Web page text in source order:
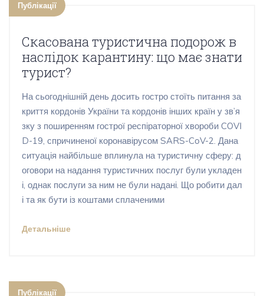
Публікації
Скасована туристична подорож в
наслідок карантину: що має знати
турист?
На сьогоднішній день досить гостро стоїть питання за
криття кордонів України та кордонів інших країн у зв’я
зку з поширенням гострої респіраторної хвороби COVI
D-19, спричиненої коронавірусом SARS-CoV-2. Дана
ситуація найбільше вплинула на туристичну сферу: д
оговори на надання туристичних послуг були укладен
і, однак послуги за ним не були надані. Що робити дал
і та як бути із коштами сплаченими
Детальніше
Публікації